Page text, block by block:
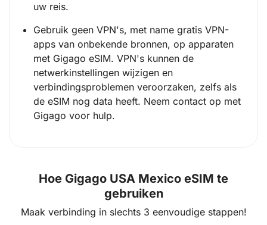
uw reis.
Gebruik geen VPN's, met name gratis VPN-
apps van onbekende bronnen, op apparaten
met Gigago eSIM. VPN's kunnen de
netwerkinstellingen wijzigen en
verbindingsproblemen veroorzaken, zelfs als
de eSIM nog data heeft. Neem contact op met
Gigago voor hulp.
Hoe Gigago USA Mexico eSIM te
gebruiken
Maak verbinding in slechts 3 eenvoudige stappen!